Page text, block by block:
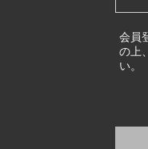
会員
の上
い。